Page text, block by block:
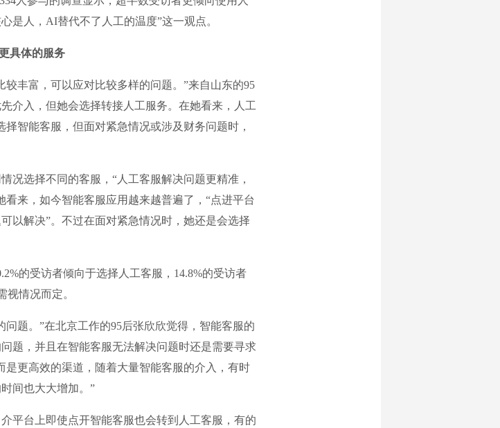
是人，AI替代不了人工的温度”这一观点。
具体的服务
丰富，可以应对比较多样的问题。”来自山东的95
介入，但她会选择转接人工服务。在她看来，人工
智能客服，但面对紧急情况或涉及财务问题时，
选择不同的客服，“人工客服解决问题更精准，
来，如今智能客服应用越来越普遍了，“点进平台
以解决”。不过在面对紧急情况时，她还是会选择
的受访者倾向于选择人工客服，14.8%的受访者
视情况而定。
题。”在北京工作的95后张欣欣觉得，智能客服的
题，并且在智能客服无法解决问题时还是需要寻求
是更高效的渠道，随着大量智能客服的介入，有时
间也大大增加。”
台上即使点开智能客服也会转到人工客服，有的